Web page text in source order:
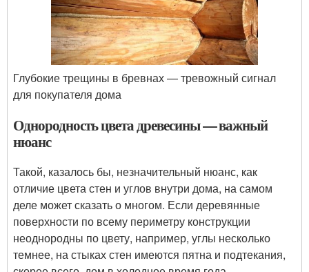
Глубокие трещины в бревнах — тревожный сигнал
для покупателя дома
Однородность цвета древесины — важный
нюанс
Такой, казалось бы, незначительный нюанс, как
отличие цвета стен и углов внутри дома, на самом
деле может сказать о многом. Если деревянные
поверхности по всему периметру конструкции
неоднородны по цвету, например, углы несколько
темнее, на стыках стен имеются пятна и подтекания,